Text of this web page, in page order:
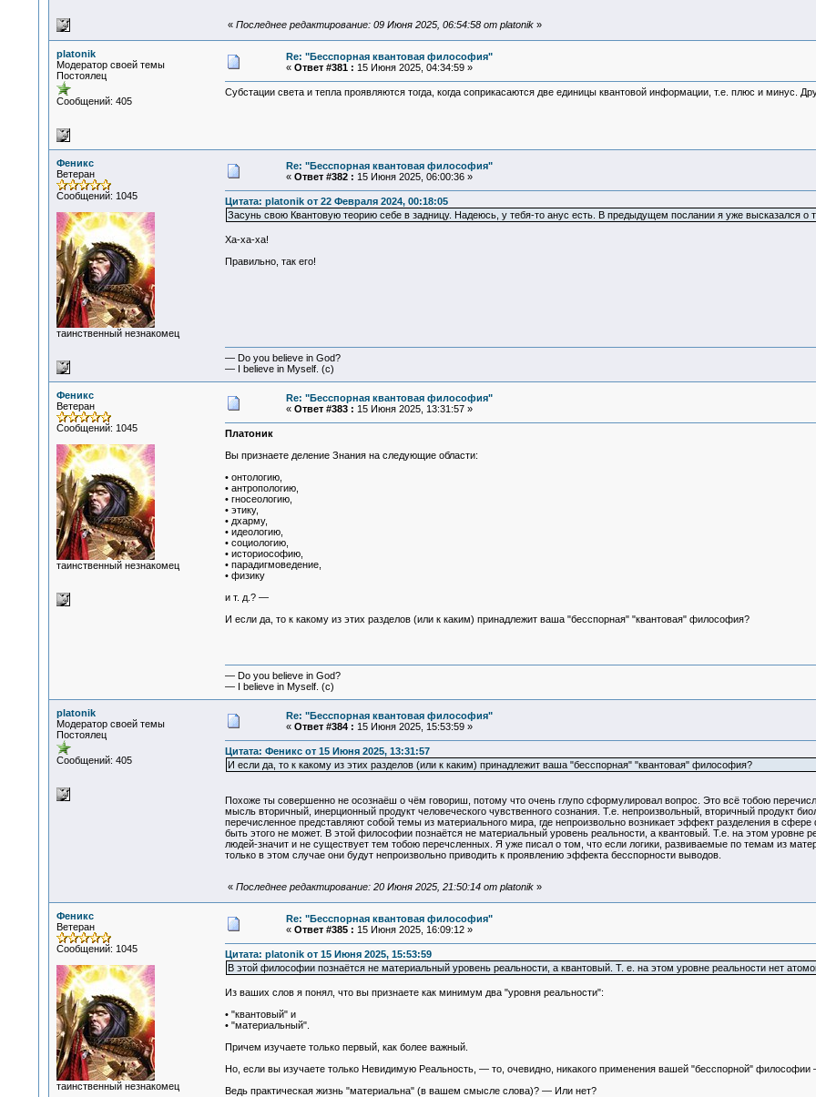
« Последнее редактирование: 09 Июня 2025, 06:54:58 от platonik»
platonik
Модератор своей темы
Постоялец
Сообщений: 405
Re: "Бесспорная квантовая философия"
« Ответ #381 : 15 Июня 2025, 04:34:59 »
Субстации света и тепла проявляются тогда, когда соприкасаются две единицы квантовой информации, т.е. плюс и минус.
Феникс
Ветеран
Сообщений: 1045
таинственный незнакомец
Re: "Бесспорная квантовая философия"
« Ответ #382 : 15 Июня 2025, 06:00:36 »
Цитата: platonik от 22 Февраля 2024, 00:18:05
Засунь свою Квантовую теорию себе в задницу. Надеюсь, у тебя-то анус есть. В предыдущем послании я уже высказался о
Ха-ха-ха!
Правильно, так его!
— Do you believe in God?
— I believe in Myself. (c)
Феникс
Ветеран
Сообщений: 1045
таинственный незнакомец
Re: "Бесспорная квантовая философия"
« Ответ #383 : 15 Июня 2025, 13:31:57 »
Платоник
Вы признаете деление Знания на следующие области:
• онтологию,
• антропологию,
• гносеологию,
• этику,
• дхарму,
• идеологию,
• социологию,
• историософию,
• парадигмоведение,
• физику
и т. д.? —
И если да, то к какому из этих разделов (или к каким) принадлежит ваша "бесспорная" "квантовая" философия?
— Do you believe in God?
— I believe in Myself. (c)
platonik
Модератор своей темы
Постоялец
Сообщений: 405
Re: "Бесспорная квантовая философия"
« Ответ #384 : 15 Июня 2025, 15:53:59 »
Цитата: Феникс от 15 Июня 2025, 13:31:57
И если да, то к какому из этих разделов (или к каким) принадлежит ваша "бесспорная" "квантовая" философия?
Похоже ты совершенно не осознаёш о чём говориш, потому что очень глупо сформулировал вопрос. Это всё тобою
мысль вторичный, инерционный продукт человеческого чувственного сознания. Т.е. непроизвольный, вторичный продукт
перечисленное представляют собой темы из материального мира, где непроизвольно возникает эффект разделения в
быть этого не может. В этой философии познаётся не материальный уровень реальности, а квантовый. Т.е. на этом уровне
людей-значит и не существует тем тобою перечсленных. Я уже писал о том, что если логики, развиваемые по темам из
только в этом случае они будут непроизвольно приводить к проявлению эффекта бесспорности выводов.
« Последнее редактирование: 20 Июня 2025, 21:50:14 от platonik»
Феникс
Ветеран
Сообщений: 1045
таинственный незнакомец
Re: "Бесспорная квантовая философия"
« Ответ #385 : 15 Июня 2025, 16:09:12 »
Цитата: platonik от 15 Июня 2025, 15:53:59
В этой философии познаётся не материальный уровень реальности, а квантовый. Т. е. на этом уровне реальности нет
Из ваших слов я понял, что вы признаете как минимум два "уровня реальности":
• "квантовый" и
• "материальный".
Причем изучаете только первый, как более важный.
Но, если вы изучаете только Невидимую Реальность, — то, очевидно, никакого применения вашей "бесспорной"
Ведь практическая жизнь "материальна" (в вашем смысле слова)? — Или нет?